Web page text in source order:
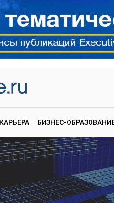
КАРЬЕРА БИЗНЕС-